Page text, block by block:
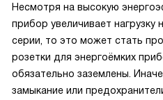
Несмотря на высокую
прибор увеличивает нагрузку
серии, то это может стать
розетки для энергоёмких
обязательно заземлены.
замыкание или